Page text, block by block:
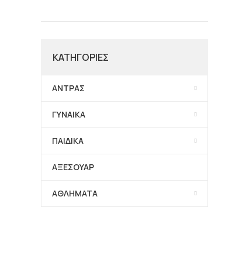
ΚΑΤΗΓΟΡΙΕΣ
ΑΝΤΡΑΣ
ΓΥΝΑΙΚΑ
ΠΑΙΔΙΚΑ
ΑΞΕΣΟΥΑΡ
ΑΘΛΗΜΑΤΑ